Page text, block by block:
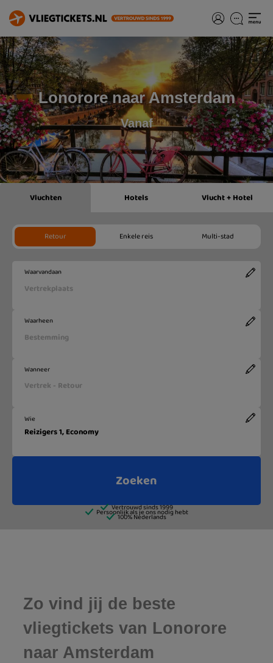
Lonorore naar Amsterdam
Vanaf
Zo vind jij de beste
vliegtickets van Lonorore
naar Amsterdam